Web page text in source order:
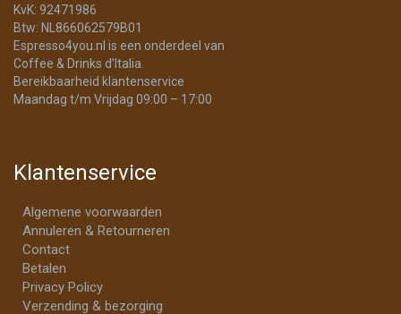
KvK: 92471986
Btw: NL866062579B01
Espresso4you.nl is een onderdeel van
Coffee & Drinks d’Italia.
Bereikbaarheid klantenservice
Maandag t/m Vrijdag 09:00 – 17:00
Klantenservice
Algemene voorwaarden
Annuleren & Retourneren
Contact
Betalen
Privacy Policy
Verzending & bezorging